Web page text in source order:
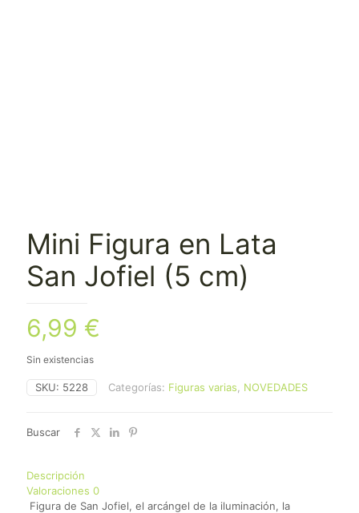
Mini Figura en Lata
San Jofiel (5 cm)
6,99 €
Sin existencias
SKU: 5228 Categorías: Figuras varias NOVEDADES
Buscar
Descripción
Valoraciones 0
Figura de San Jofiel, el arcángel de la iluminación, la